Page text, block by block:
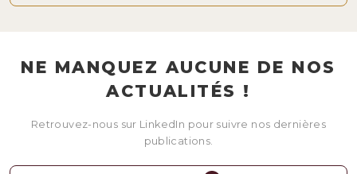
NE MANQUEZ AUCUNE DE NOS
ACTUALITÉS !
Retrouvez-nous sur LinkedIn pour suivre nos dernières
publications.